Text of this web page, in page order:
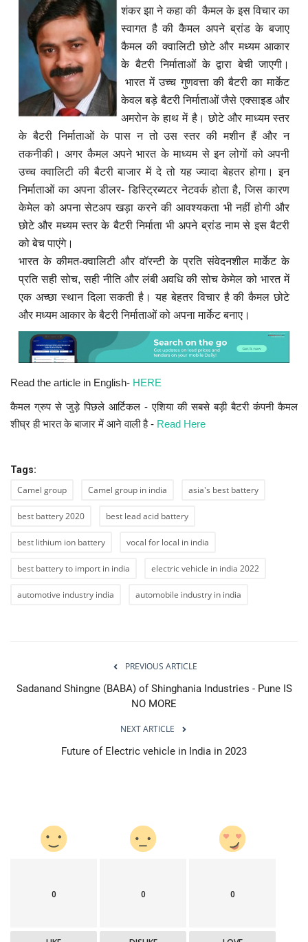
शंकर झा ने कहा की कैमल के इस विचार का
स्वागत है की कैमल अपने ब्रांड के बजाए
कैमल की क्वालिटी छोटे और मध्यम आकार
के बैटरी निर्माताओं के द्वारा बेची जाएगी।
भारत में उच्च गुणवत्ता की बैटरी का मार्केट
केवल बड़े बैटरी निर्माताओं जैसे एक्साइड और
अमरोन के हाथ में है। छोटे और माध्यम स्तर
के बैटरी निर्माताओं के पास न तो उस स्तर की मशीन हैं और न
तकनीकी। अगर कैमल अपने भारत के माध्यम से इन लोगों को अपनी
उच्च क्वालिटी की बैटरी बाजार में दे तो यह ज्यादा बेहतर होगा। इन
निर्माताओं का अपना डीलर- डिस्ट्रिब्यटर नेटवर्क होता है, जिस कारण
केमेल को अपना सेटअप खड़ा करने की आवश्यकता भी नहीं होगी और
छोटे और मध्यम स्तर के बैटरी निर्माता भी अपने ब्रांड नाम से इस बैटरी
को बेच पाएंगे।
भारत के कीमत-क्वालिटी और वॉरन्टी के प्रति संवेदनशील मार्केट के
प्रति सही सोच, सही नीति और लंबी अवधि की सोच केमेल को भारत में
एक अच्छा स्थान दिला सकती है। यह बेहतर विचार है की कैमल छोटे
और मध्यम आकार के बैटरी निर्माताओं को अपना मार्केट बनाए।
Read the article in English- HERE
कैमल ग्रुप से जुड़े पिछले आर्टिकल - एशिया की सबसे बड़ी बैटरी कंपनी कैमल
शीघ्र ही भारत के बाजार में आने वाली है - Read Here
Tags:
Camel group Camel group in india asia's best battery
best battery 2020 best lead acid battery
best lithium ion battery vocal for local in india
best battery to import in india electric vehicle in india 2022
automotive industry india automobile industry in india
PREVIOUS ARTICLE
Sadanand Shingne (BABA) of Shinghania Industries - Pune IS
NO MORE
NEXT ARTICLE
Future of Electric vehicle in India in 2023
0 0 0